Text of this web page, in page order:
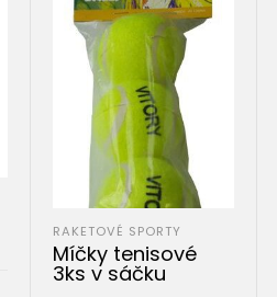
RAKETOVÉ SPORTY
Míčky tenisové
3ks v sáčku